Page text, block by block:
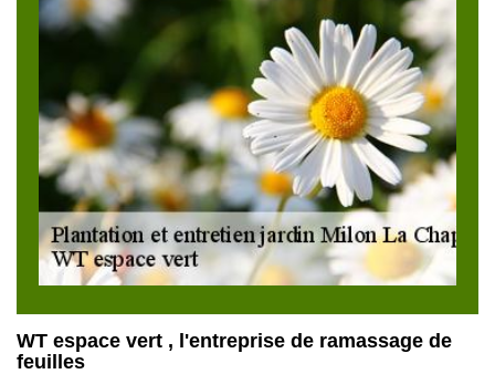
WT espace vert , l'entreprise de ramassage de
feuilles